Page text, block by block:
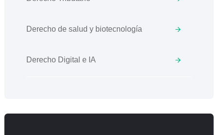
Derecho de salud y biotecnología
Derecho Digital e IA